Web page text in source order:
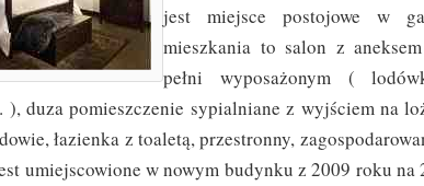
jest miejsce postojowe w
mieszkania to salon z
pełni wyposażonym (
duza pomieszczenie sypialniane z wyjściem na
łazienka z toaletą, przestronny,
umiejscowione w nowym budynku z 2009 roku na